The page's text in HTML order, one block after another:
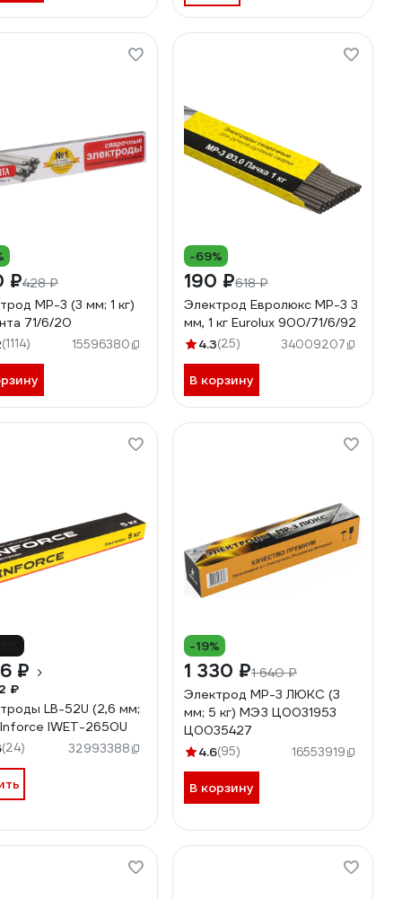
₽428 ₽
МР-3 (3 мм; 1 кг)
71/6/20
(1114) 15596380
-69%
190 ₽618 ₽
Электрод Евролюкс МР-3 3
мм, 1 кг Eurolux 900/71/6/92
4.3(25) 34009207
В корзину
₽
₽
LB-52U (2,6 мм;
IWET-2650U
(24) 32993388
-19%
1 330 ₽1 640 ₽
Электрод МР-3 ЛЮКС (3
мм; 5 кг) МЭЗ Ц0031953
Ц0035427
4.6(95) 16553919
В корзину